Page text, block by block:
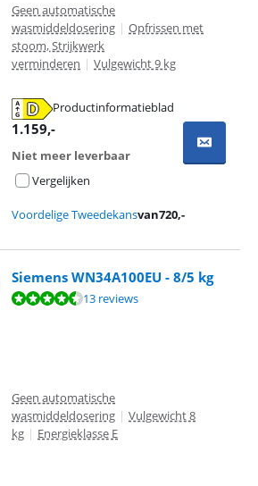
Geen automatische
wasmiddeldosering | Opfrissen met
stoom, Strijkwerk
verminderen | Vulgewicht 9 kg
Productinformatieblad
1.159,-
Niet meer leverbaar
Vergelijken
Voordelige Tweedekansvan720,-
Siemens WN34A100EU - 8/5 kg
10, gebaseerd op 13 reviews.
13 reviews
Geen automatische
wasmiddeldosering | Vulgewicht 8
kg | Energieklasse E